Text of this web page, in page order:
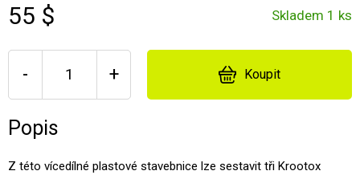
55 $ Skladem 1 ks
- + Koupit
Popis
Z této vícedílné plastové stavebnice lze sestavit tři Krootox